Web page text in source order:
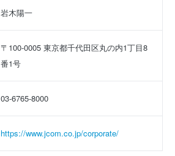
岩木陽一
〒100-0005 東京都千代田区丸の内1丁目8
番1号
03-6765-8000
https://www.jcom.co.jp/corporate/